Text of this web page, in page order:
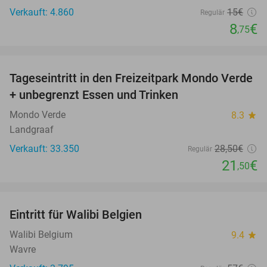
Verkauft: 4.860 Regulär 15€
8,75€
25%
Tageseintritt in den Freizeitpark Mondo Verde
+ unbegrenzt Essen und Trinken
Mondo Verde 8.3 star
Landgraaf
Verkauft: 33.350
Regulär 28,50€
21 ,50€
Eintritt für Walibi Belgien
Walibi Belgium 9.4 star
Wavre